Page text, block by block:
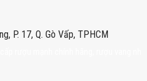
P. 17, Q. Gò Vấp, TPHCM